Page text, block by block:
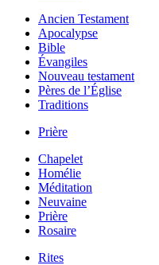
Ancien Testament
Apocalypse
Bible
Évangiles
Nouveau testament
Pères de l’Église
Traditions
Prière
Chapelet
Homélie
Méditation
Neuvaine
Prière
Rosaire
Rites